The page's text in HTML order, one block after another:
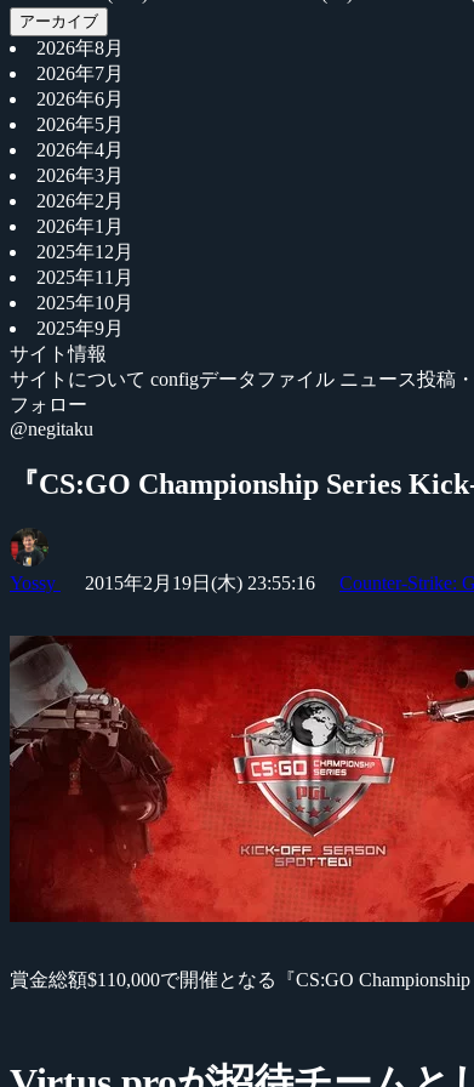
アーカイブ
2026年8月
2026年7月
2026年6月
2026年5月
2026年4月
2026年3月
2026年2月
2026年1月
2025年12月
2025年11月
2025年10月
2025年9月
サイト情報
サイトについて configデータファイル ニュース投稿
フォロー
@negitaku
『CS:GO Championship Series
Yossy 2015年2月19日(木) 23:55:16 Counter-Strike:
賞金総額$110,000で開催となる『CS:GO Championship